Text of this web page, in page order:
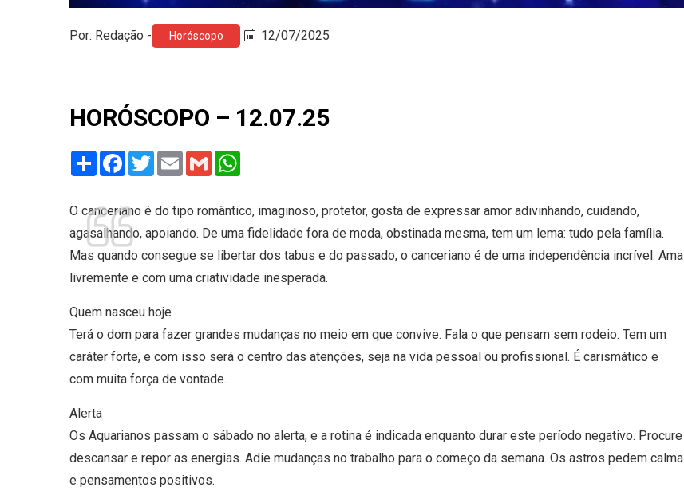
Por: Redação - Horóscopo 12/07/2025
HORÓSCOPO – 12.07.25
Share Facebook
TwitterEmail Gmail
O canceriano é do tipo romântico, imaginoso, protetor, gosta de expressar amor adivinhando, cuidando,
agasalhando, apoiando. De uma fidelidade fora de moda, obstinada mesma, tem um lema: tudo pela família.
Mas quando consegue se libertar dos tabus e do passado, o canceriano é de uma independência incrível. Ama
livremente e com uma criatividade inesperada.
Quem nasceu hoje
Terá o dom para fazer grandes mudanças no meio em que convive. Fala o que pensam sem rodeio. Tem um
caráter forte, e com isso será o centro das atenções, seja na vida pessoal ou profissional. É carismático e
com muita força de vontade.
Alerta
Os Aquarianos passam o sábado no alerta, e a rotina é indicada enquanto durar este período negativo. Procure
descansar e repor as energias. Adie mudanças no trabalho para o começo da semana. Os astros pedem calma
e pensamentos positivos.